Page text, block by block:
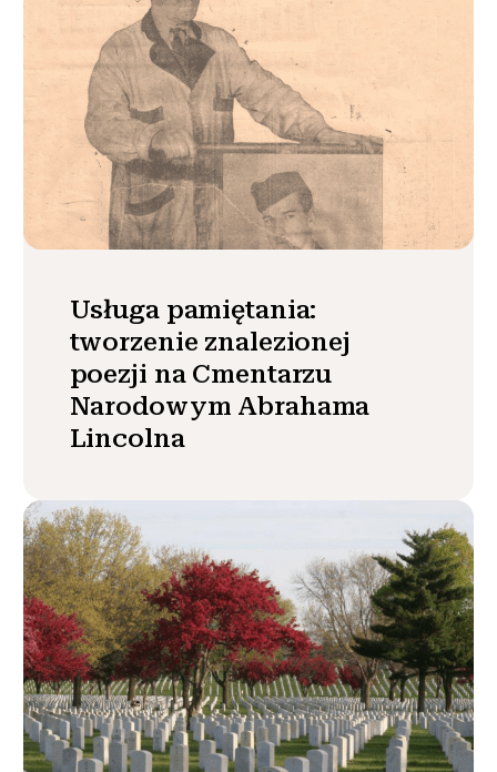
Usługa pamiętania:
tworzenie znalezionej
poezji na Cmentarzu
Narodowym Abrahama
Lincolna